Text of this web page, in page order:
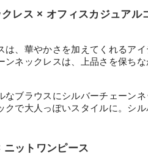
レス × オフィスカジュアル
は、華やかさを加えてくれるア
ンネックレスは、上品さを保ち
なブラウスにシルバーチェーン
クで大人っぽいスタイルに。シ
ットワンピース